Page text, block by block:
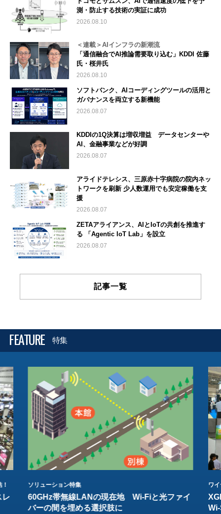
測・防止する技術の実証に成功
2026.08.10
＜連載＞AIインフラの新潮流
「通信融合でAI推論需要取り込む」KDDI 佐藤
氏・桜井氏
2026.08.10
ソフトバンク、AIコーディングツールの活用と
ガバナンスを両立する新機能
2026.08.07
KDDIの1Q決算は増収増益 データセンターや
AI、金融事業などが好調
2026.08.07
アライドテレシス、三原赤十字病院の院内ネッ
トワークを刷新 少人数運用でも安定稼働を支
援
2026.08.07
ZETAアライアンス、AIとIoTの共創を推進す
る 「Agentic IoT Lab」を設立
2026.08.07
記事一覧
FEATURE 特集
レ
ソリューション特集
60GHz帯無線LANの現在地 Wi-Fiと光ファイ
バーの間を埋める選択肢に
ワ